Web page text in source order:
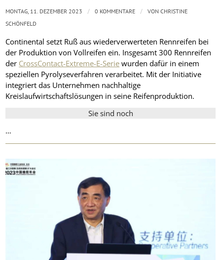
Continental setzt Ruß aus wiederverwerteten Rennreifen bei
der Produktion von Vollreifen ein. Insgesamt 300 Rennreifen
der CrossContact-Extreme-E-Serie wurden dafür in einem
speziellen Pyrolyseverfahren verarbeitet. Mit der Initiative
integriert das Unternehmen nachhaltige
Kreislaufwirtschaftslösungen in seine Reifenproduktion.
Sie sind noch
…
MONTAG, 11. DEZEMBER 2023 / 0 KOMMENTARE / VONCHRISTINE
SCHÖNFELD